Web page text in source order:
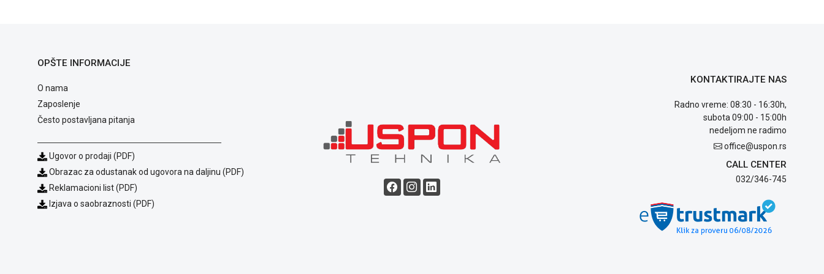
OPŠTE INFORMACIJE
O nama
Zaposlenje
Često postavljana pitanja
Ugovor o prodaji (PDF)
Obrazac za odustanak od ugovora na daljinu (PDF)
Reklamacioni list (PDF)
Izjava o saobraznosti (PDF)
KONTAKTIRAJTE NAS
Radno vreme: 08:30 - 16:30h,
subota 09:00 - 15:00h
nedeljom ne radimo
office@uspon.rs
CALL CENTER
032/346-745